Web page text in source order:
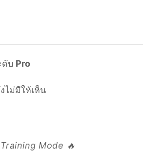
ดับ Pro
ไม่มีให้เห็น
Mode 🔥